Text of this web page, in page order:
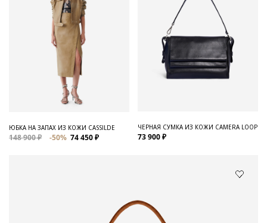
ЮБКА НА ЗАПАХ ИЗ КОЖИ CASSILDE
148 900 ₽ -50% 74 450 ₽
ЧЕРНАЯ СУМКА ИЗ КОЖИ CAMERA LOOP
73 900 ₽